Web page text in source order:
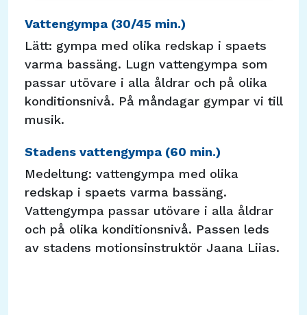
Vattengympa (30/45 min.)
Lätt: gympa med olika redskap i spaets
varma bassäng. Lugn vattengympa som
passar utövare i alla åldrar och på olika
konditionsnivå. På måndagar gympar vi till
musik.
Stadens vattengympa (60 min.)
Medeltung: vattengympa med olika
redskap i spaets varma bassäng.
Vattengympa passar utövare i alla åldrar
och på olika konditionsnivå. Passen leds
av stadens motionsinstruktör Jaana Liias.